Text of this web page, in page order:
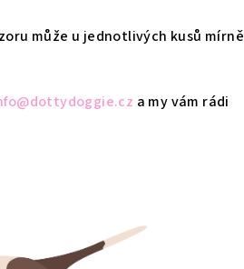
může u jednotlivých kusů mírně
a my vám rádi